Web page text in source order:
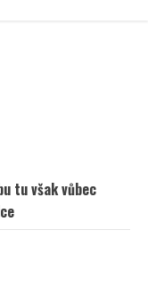
tu však vůbec